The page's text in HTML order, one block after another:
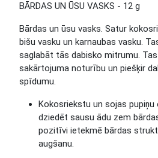
BĀRDAS UN ŪSU VASKS - 12 g
Bārdas un ūsu vasks. Satur
bišu vasku un karnaubas vasku.
saglabāt tās dabisko mitrumu.
sakārtojuma noturību un piešķir
spīdumu.
Kokosriekstu un sojas pupiņu
dziedēt sausu ādu zem
pozitīvi ietekmē bārdas
augšanu.